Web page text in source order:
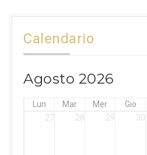
Calendario
Agosto 2026
Lun Mar Mer Gio
27
28 29 30